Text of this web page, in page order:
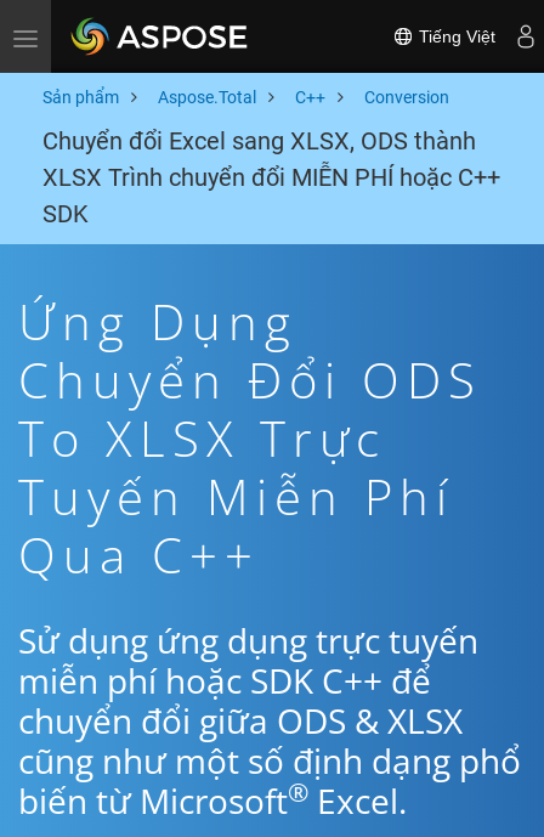
Toggle navigation Tiếng Việt
Sản phẩm Aspose.Total C++ Conversion
Chuyển đổi Excel sang XLSX, ODS thành
XLSX Trình chuyển đổi MIỄN PHÍ hoặc C++
SDK
Ứng Dụng
Chuyển Đổi ODS
To XLSX Trực
Tuyến Miễn Phí
Qua C++
Sử dụng ứng dụng trực tuyến
miễn phí hoặc SDK C++ để
chuyển đổi giữa ODS & XLSX
cũng như một số định dạng phổ
biến từ Microsoft® Excel.